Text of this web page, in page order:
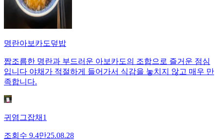
명란아보카도덮밥
짭조름한 명란과 부드러운 아보카도의 조합으로 즐거운 점심
입니다 야채가 적절하게 들어가서 식감을 놓치지 않고 매우 만
족합니다.
귀염그잡채1
조회수 9.4만25.08.28